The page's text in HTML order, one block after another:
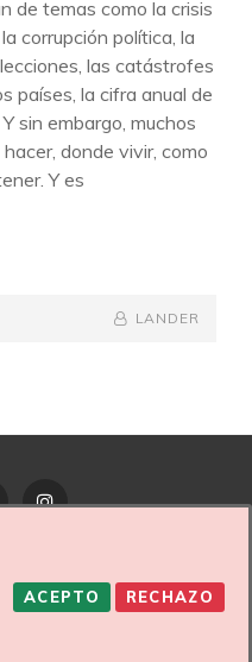
de temas como la crisis
corrupción política, la
las catástrofes
países, la cifra anual de
sin embargo, muchos
donde vivir, como
Y es
BY
BYLINE
LANDER
PANERA – MENTORA
BELLEZA HOLÍSTICA
ACEPTO RECHAZO